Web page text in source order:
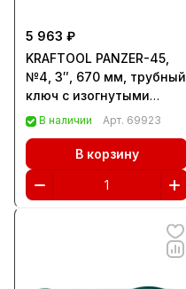
5 963 ₽
KRAFTOOL PANZER-45,
№4, 3″, 670 мм, трубный
ключ с изогнутыми
губками (2735-30)
В наличии Арт. 69923
В корзину